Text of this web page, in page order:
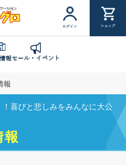
ログイン ショップ
報セール・イベント
報
喜びと悲しみをみんなに大公
報